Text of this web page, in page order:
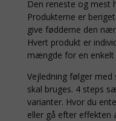
Den reneste og mest
Produkterne er
give fødderne den
Hvert produkt er
mængde for en enkelt
Vejledning følger
skal bruges. 4 steps
varianter. Hvor du
eller gå efter effekten